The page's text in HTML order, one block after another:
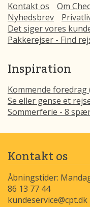
Kontakt os Om
Nyhedsbrev
Det siger vores
Pakkerejser - Find
Inspiration
Kommende foredrag
Se eller gense et
Sommerferie - 8
Kontakt os
Åbningstider:
86 13 77 44
kundeservice@cpt.dk